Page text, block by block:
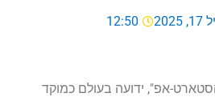
12:50
אפ", ידועה בעולם כמוקד